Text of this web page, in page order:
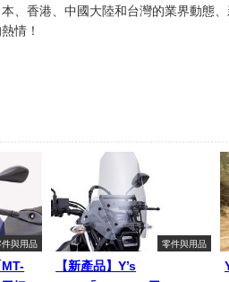
本、香港、中國大陸和台灣的業界動態
情！
件與用品
MT-
零件與用品
【新產品】Y’s